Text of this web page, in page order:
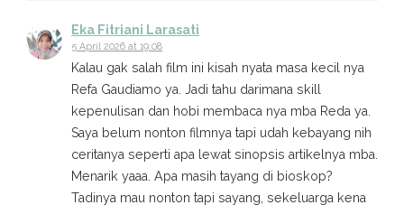
Eka Fitriani Larasati
5 April 2026 at 19:08
Kalau gak salah film ini kisah nyata masa kecil nya
Refa Gaudiamo ya. Jadi tahu darimana skill
kepenulisan dan hobi membaca nya mba Reda ya.
Saya belum nonton filmnya tapi udah kebayang nih
ceritanya seperti apa lewat sinopsis artikelnya mba.
Menarik yaaa. Apa masih tayang di bioskop?
Tadinya mau nonton tapi sayang, sekeluarga kena